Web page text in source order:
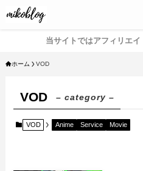
当サイトではアフィリエ
ホーム VOD
VOD – category –
VOD Anime Service Movie